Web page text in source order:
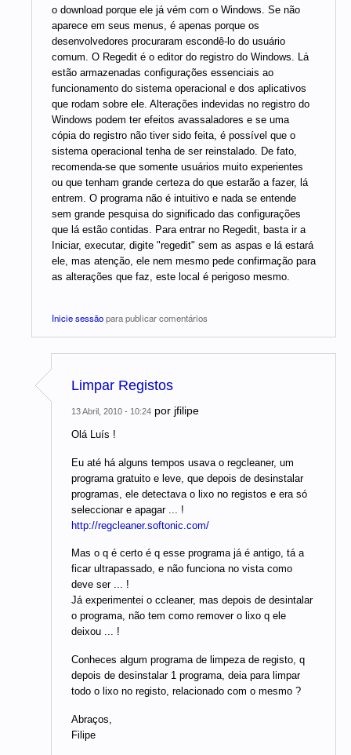
o download porque ele já vém com o Windows. Se não
aparece em seus menus, é apenas porque os
desenvolvedores procuraram escondê-lo do usuário
comum. O Regedit é o editor do registro do Windows. Lá
estão armazenadas configurações essenciais ao
funcionamento do sistema operacional e dos aplicativos
que rodam sobre ele. Alterações indevidas no registro do
Windows podem ter efeitos avassaladores e se uma
cópia do registro não tiver sido feita, é possível que o
sistema operacional tenha de ser reinstalado. De fato,
recomenda-se que somente usuários muito experientes
ou que tenham grande certeza do que estarão a fazer, lá
entrem. O programa não é intuitivo e nada se entende
sem grande pesquisa do significado das configurações
que lá estão contidas. Para entrar no Regedit, basta ir a
Iniciar, executar, digite "regedit" sem as aspas e lá estará
ele, mas atenção, ele nem mesmo pede confirmação para
as alterações que faz, este local é perigoso mesmo.
Inicie sessãopara publicar comentários
Limpar Registos
13 Abril, 2010 - 10:24 por jfilipe
Olá Luís !
Eu até há alguns tempos usava o regcleaner, um
programa gratuito e leve, que depois de desinstalar
programas, ele detectava o lixo no registos e era só
seleccionar e apagar ... !
http://regcleaner.softonic.com/
Mas o q é certo é q esse programa já é antigo, tá a
ficar ultrapassado, e não funciona no vista como
deve ser ... !
Já experimentei o ccleaner, mas depois de desintalar
o programa, não tem como remover o lixo q ele
deixou ... !
Conheces algum programa de limpeza de registo, q
depois de desinstalar 1 programa, deia para limpar
todo o lixo no registo, relacionado com o mesmo ?
Abraços,
Filipe